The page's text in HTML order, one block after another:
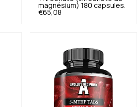
magnésium) 180 capsules.
€65,08